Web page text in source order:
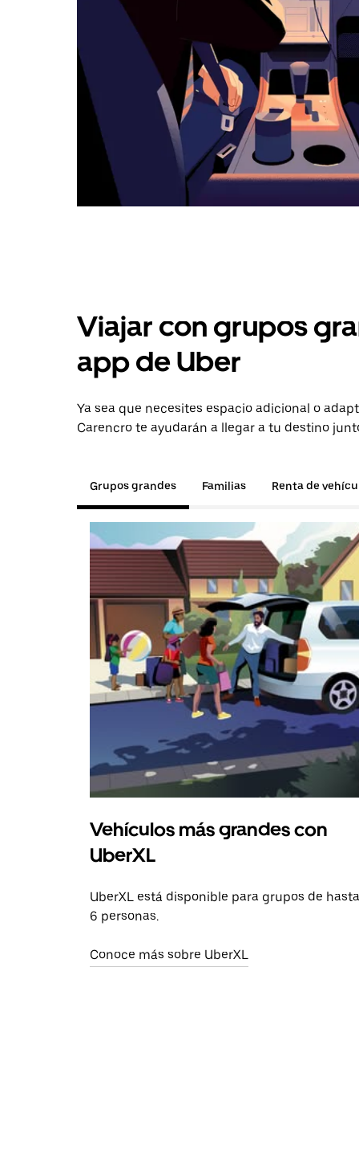
Viajar con grupos
app de Uber
Ya sea que necesites espacio adicional o
Carencro te ayudarán a llegar a tu destino
Grupos grandes Familias Renta de
Vehículos más grandes con
UberXL
UberXL está disponible para grupos de hasta
6 personas.
Conoce más sobre UberXL